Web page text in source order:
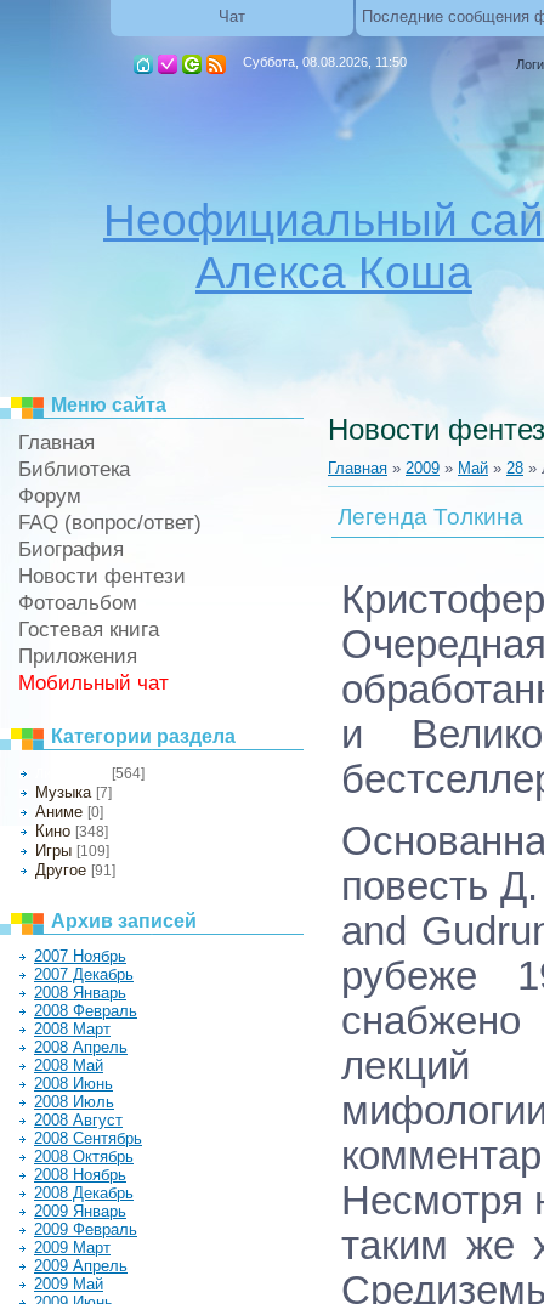
Чат Последние сообщения
Суббота, 08.08.2026, 11:50
Неофициальный
Алекса Коша
Меню сайта
Главная
Библиотека
Форум
FAQ (вопрос/ответ)
Биография
Новости фентези
Фотоальбом
Гостевая книга
Приложения
Мобильный чат
Категории раздела
[564]
Музыка [7]
Аниме [0]
Кино [348]
Игры [109]
Другое [91]
Архив записей
2007 Ноябрь
2007 Декабрь
2008 Январь
2008 Февраль
2008 Март
2008 Апрель
2008 Май
2008 Июнь
2008 Июль
2008 Август
2008 Сентябрь
2008 Октябрь
2008 Ноябрь
2008 Декабрь
2009 Январь
2009 Февраль
2009 Март
2009 Апрель
2009 Май
Новости
Главная » 2009 » Май » 28 »
Легенда Толкина
и
повесть
and
рубеже
лекций
Несмотря
таким же